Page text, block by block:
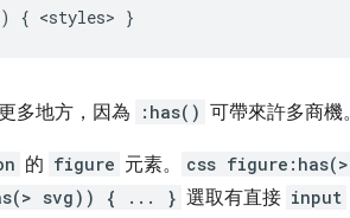
) { <styles> }
多地方，因為 :has() 可帶來許多商機
的 figure 元素。 css
svg)) { ... } 選取有直接 input